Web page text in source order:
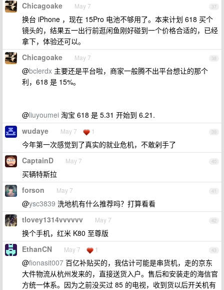
37
Chicagoake May 7
换台 iPhone ，现在 15Pro 电池不够用了。本来计划 618 买个
镜头的，结果五一出行前逛闲鱼刚好碰到一个价格合适的，已经
拿下，体验还可以。
38
Chicagoake May 7
@bclerdx 主要还是平台啦，商家一般腾不出平台想让的那个
利，618 是 15%。
@liuyoumei 淘宝 618 是 5.31 开始到 6.21.
39
wudaye May 7 1
今年第一次感觉到了真实的就业危机，不敢剁手了
40
CaptainD May 7
买辆特斯拉
41
forson May 7
@ysc3839 洗地机有什么推荐吗？打算看看
42
tlovey1314vvvvvv May 7
换个手机，红米 K80 至尊版
43
EthanCN May 7 1
@fionasit007 百亿补贴买的，我估计可能是串货机，走的京东
大件物流从杭州发来的，直接送货入户。售后和安装走的海信官
方统一体系。因为之前没买过 85 的电视，收到货以后开关机有